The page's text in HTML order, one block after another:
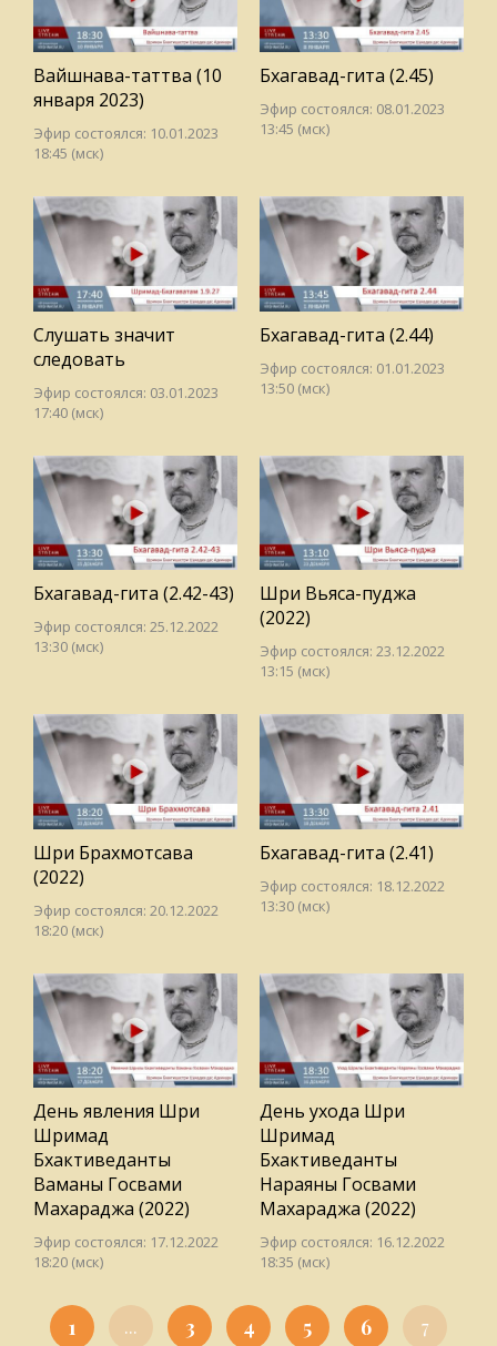
Вайшнава-таттва (10
января 2023)
Эфир состоялся: 10.01.2023
18:45 (мск)
Бхагавад-гита (2.45)
Эфир состоялся: 08.01.2023
13:45 (мск)
Слушать значит
следовать
Эфир состоялся: 03.01.2023
17:40 (мск)
Бхагавад-гита (2.44)
Эфир состоялся: 01.01.2023
13:50 (мск)
Бхагавад-гита (2.42-43)
Эфир состоялся: 25.12.2022
13:30 (мск)
Шри Вьяса-пуджа
(2022)
Эфир состоялся: 23.12.2022
13:15 (мск)
Шри Брахмотсава
(2022)
Эфир состоялся: 20.12.2022
18:20 (мск)
Бхагавад-гита (2.41)
Эфир состоялся: 18.12.2022
13:30 (мск)
День явления Шри
Шримад
Бхактиведанты
Ваманы Госвами
Махараджа (2022)
Эфир состоялся: 17.12.2022
18:20 (мск)
День ухода Шри
Шримад
Бхактиведанты
Нараяны Госвами
Махараджа (2022)
Эфир состоялся: 16.12.2022
18:35 (мск)
1 ... 3 4 5 6 7